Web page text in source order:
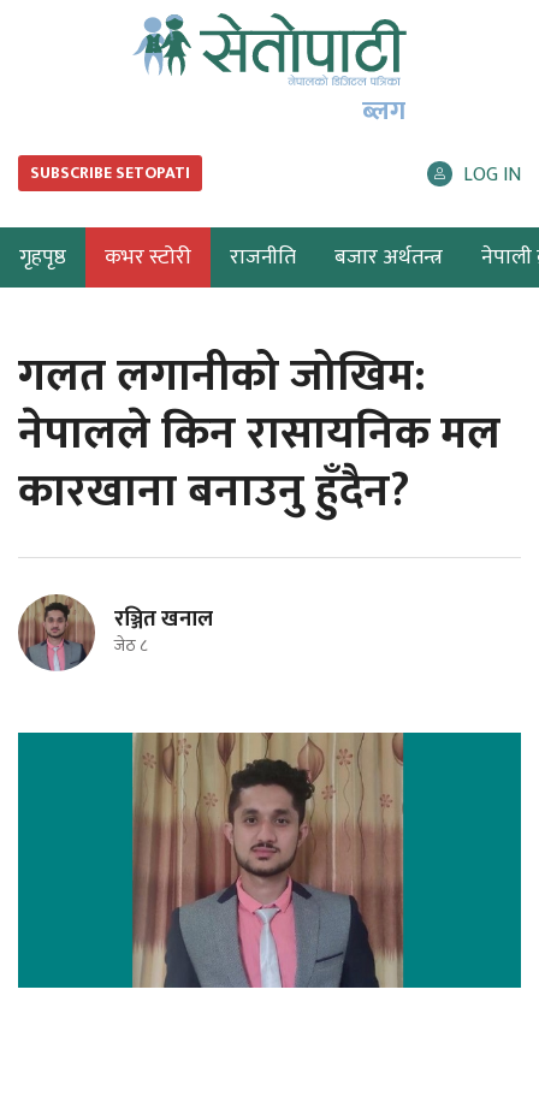
ब्लग
SUBSCRIBE SETOPATI LOG IN
गृहपृष्ठ कभर स्टोरी राजनीति बजार अर्थतन्त्र नेपाली
गलत लगानीको जोखिम:
नेपालले किन रासायनिक मल
कारखाना बनाउनु हुँदैन?
रञ्जित खनाल
जेठ ८